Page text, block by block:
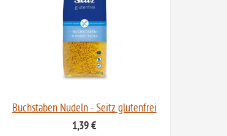
Buchstaben Nudeln - Seitz glutenfrei
1,39 €